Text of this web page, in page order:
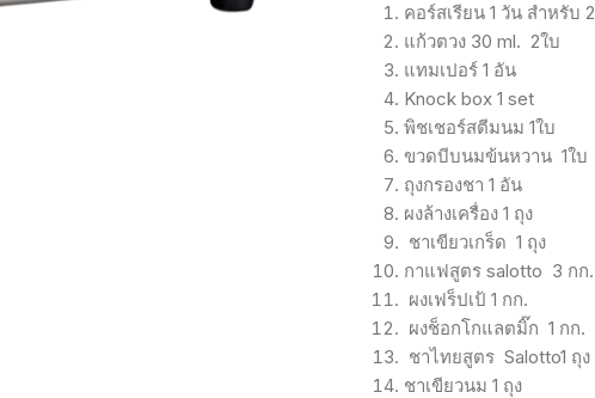
คอร์สเรียน1 วัน สำหรับ 2
แก้วตวง30 ml. 2ใบ
แทมเปอร์1 อัน
Knock box 1 set
พิชเชอร์สตีมนม 1ใบ
ขวดบีบนมข้นหวาน 1ใบ
ถุงกรองชา 1 อัน
ผงล้างเครื่อง1 ถุง
ชาเขียวเกร็ด 1 ถุง
กาแฟสูตรsalotto 3 กก.
ผงเฟร็ปเป้ 1 กก.
ผงช็อกโกแลตมิ๊ก 1 กก.
ชาไทยสูตร Salotto1 ถุง
ชาเขียวนม 1 ถุง